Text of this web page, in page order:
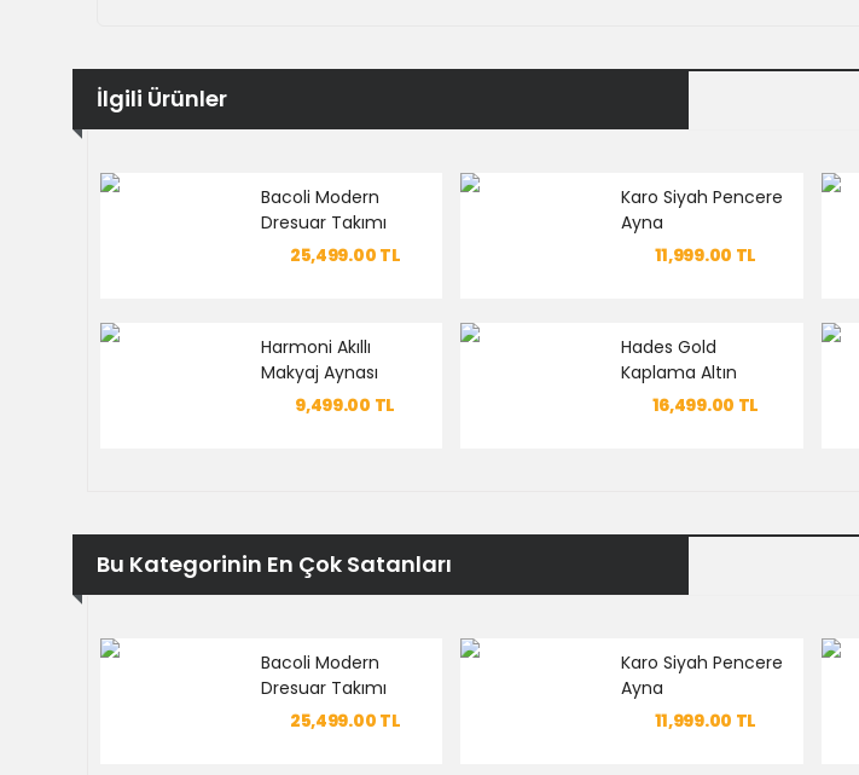
İlgili Ürünler
Bacoli Modern
Dresuar Takımı
25,499.00 TL
Harmoni Akıllı
Makyaj Aynası
9,499.00 TL
Karo Siyah Pencere
Ayna
11,999.00 TL
Hades Gold
Kaplama Altın
Dresuar Seti
16,499.00 TL
Bu Kategorinin En Çok Satanları
Bacoli Modern
Dresuar Takımı
25,499.00 TL
Karo Siyah Pencere
Ayna
11,999.00 TL